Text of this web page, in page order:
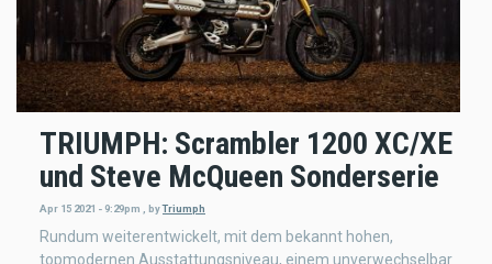
TRIUMPH: Scrambler 1200 XC/XE
und Steve McQueen Sonderserie
Apr 15 2021 - 9:29pm , byTriumph
Rundum weiterentwickelt, mit dem bekannt hohen,
topmodernen Ausstattungsniveau, einem unverwechselbar